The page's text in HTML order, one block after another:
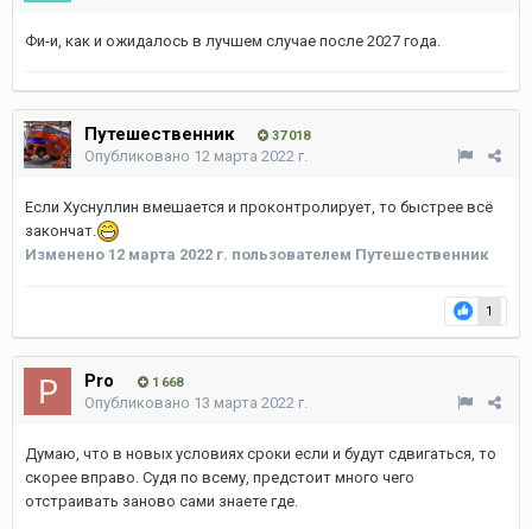
Фи-и, как и ожидалось в лучшем случае после 2027 года.
Путешественник 37 018
Опубликовано 12 марта 2022 г.
Если Хуснуллин вмешается и проконтролирует, то быстрее всё
закончат.
Изменено 12 марта 2022 г. пользователем Путешественник
1
Pro 1 668
Опубликовано 13 марта 2022 г.
Думаю, что в новых условиях сроки если и будут сдвигаться, то
скорее вправо. Судя по всему, предстоит много чего
отстраивать заново сами знаете где.